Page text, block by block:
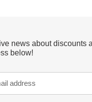
news about discounts
below!